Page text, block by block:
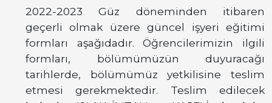
2022-2023 Güz döneminden itibaren
geçerli olmak üzere güncel işyeri eğitimi
formları aşağıdadır. Öğrencilerimizin ilgili
formları, bölümümüzün duyuracağı
tarihlerde, bölümümüz yetkilisine teslim
etmesi gerekmektedir. Teslim edilecek